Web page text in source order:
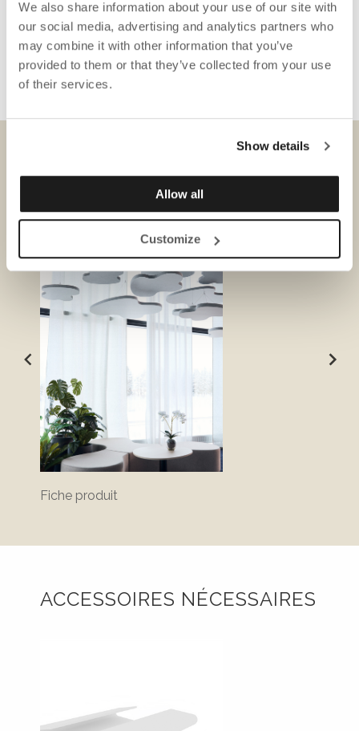
We also share information about your use of our site with
our social media, advertising and analytics partners who
may combine it with other information that you’ve
provided to them or that they’ve collected from your use
of their services.
Show details
Allow all
Customize
DONWLOADS
Fiche produit
ACCESSOIRES NÉCESSAIRES